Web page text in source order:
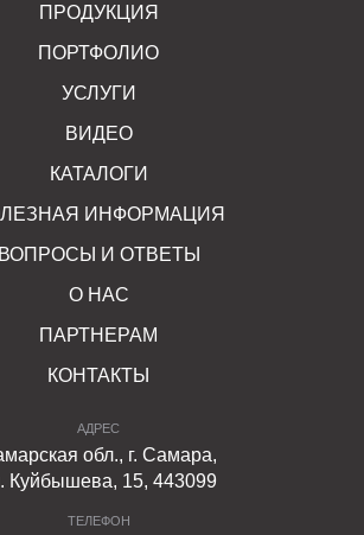
ПРОДУКЦИЯ
ПОРТФОЛИО
УСЛУГИ
ВИДЕО
КАТАЛОГИ
ИНФОРМАЦИЯ
ВОПРОСЫ И ОТВЕТЫ
О НАС
ПАРТНЕРАМ
КОНТАКТЫ
АДРЕС
обл., г. Самара,
Куйбышева, 15, 443099
ТЕЛЕФОН